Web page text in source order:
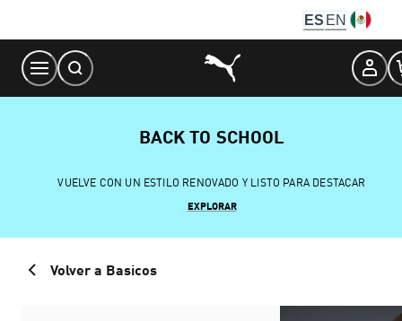
Content
ES EN
BACK TO SCHOOL
VUELVE CON UN ESTILO RENOVADO Y LISTO PARA DESTACAR
EXPLORAR
Volver a Basicos